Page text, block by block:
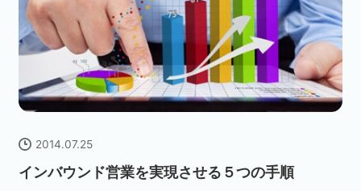
2014.07.25
インバウンド営業を実現させる５つの手順